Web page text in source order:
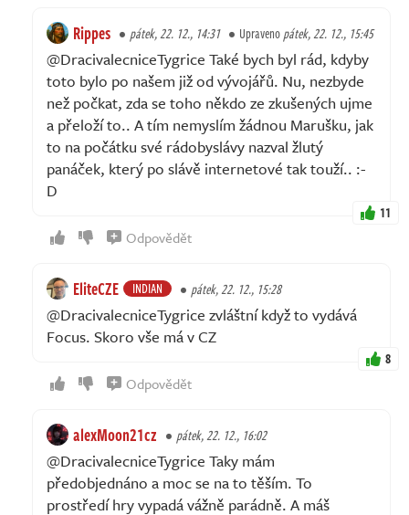
Rippes pátek, 22. 12., 14:31 Upravenopátek, 22. 12., 15:45
@DracivalecniceTygrice Také bych byl rád, kdyby
toto bylo po našem již od vývojářů. Nu, nezbyde
než počkat, zda se toho někdo ze zkušených ujme
a přeloží to.. A tím nemyslím žádnou Marušku, jak
to na počátku své rádobyslávy nazval žlutý
panáček, který po slávě internetové tak touží.. :-
D
11
Odpovědět
EliteCZE INDIAN pátek, 22. 12., 15:28
@DracivalecniceTygrice zvláštní když to vydává
Focus. Skoro vše má v CZ
8
Odpovědět
alexMoon21cz pátek, 22. 12., 16:02
@DracivalecniceTygrice Taky mám
předobjednáno a moc se na to těším. To
prostředí hry vypadá vážně parádně. A máš